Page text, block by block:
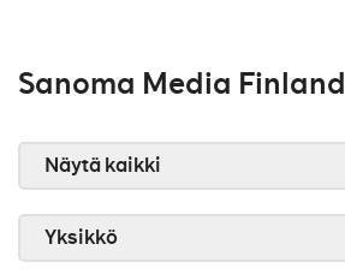
Sanoma Media Finland
Näytä kaikki
Yksikkö